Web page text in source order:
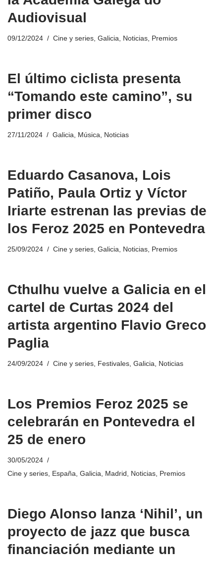
Audiovisual
09/12/2024 Cine y series, Galicia, Noticias, Premios
El último ciclista presenta
“Tomando este camino”, su
primer disco
27/11/2024 Galicia, Música, Noticias
Eduardo Casanova, Lois
Patiño, Paula Ortiz y Víctor
Iriarte estrenan las previas de
los Feroz 2025 en Pontevedra
25/09/2024 Cine y series, Galicia, Noticias, Premios
Cthulhu vuelve a Galicia en el
cartel de Curtas 2024 del
artista argentino Flavio Greco
Paglia
24/09/2024 Cine y series, Festivales, Galicia, Noticias
Los Premios Feroz 2025 se
celebrarán en Pontevedra el
25 de enero
30/05/2024
Cine y series, España, Galicia, Madrid, Noticias, Premios
Diego Alonso lanza ‘Nihil’, un
proyecto de jazz que busca
financiación mediante un